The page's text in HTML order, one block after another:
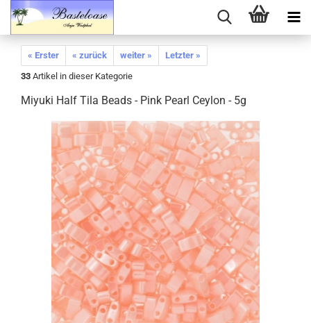
« Erster « zurück weiter »
Letzter »
33 Artikel in dieser Kategorie
Miyuki Half Tila Beads - Pink Pearl Ceylon - 5g